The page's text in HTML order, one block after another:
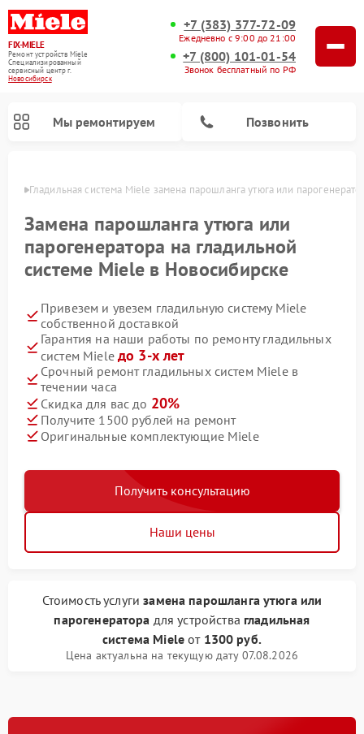
FIX-MIELE
Ремонт устройств Miele
Специализированный
cервисный центр г.
Новосибирск
+7 (383) 377-72-09
Ежедневно с 9:00 до 21:00
+7 (800) 101-01-54
Звонок бесплатный по РФ
Мы ремонтируем Позвонить
Гладильная система Miele замена парошланга утюга или
Замена парошланга утюга или
парогенератора на гладильной
системе Miele в Новосибирске
Привезем и увезем гладильную систему Miele
собственной доставкой
Гарантия на наши работы по ремонту гладильных
систем Miele до 3-х лет
Срочный ремонт гладильных систем Miele в
течении часа
Скидка для вас до 20%
Получите 1500 рублей на ремонт
Оригинальные комплектующие Miele
Получить консультацию
Наши цены
Стоимость услугизамена парошланга утюга или
парогенератора для устройства гладильная
система Mieleот 1300 руб.
Цена актуальна на текущую дату 07.08.2026